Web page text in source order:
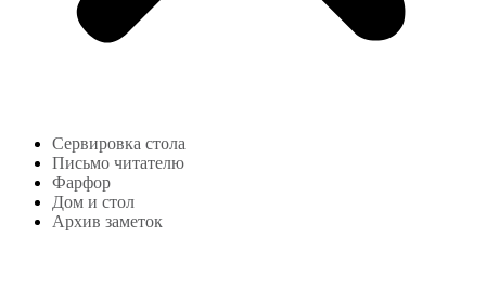
Сервировка стола
Письмо читателю
Фарфор
Дом и стол
Архив заметок